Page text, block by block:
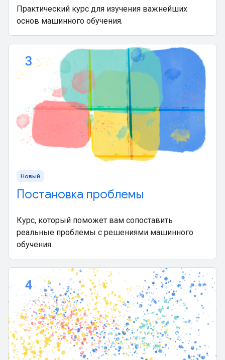
Практический курс для изучения важнейших
основ машинного обучения.
Новый
Постановка проблемы
Курс, который поможет вам сопоставить
реальные проблемы с решениями машинного
обучения.